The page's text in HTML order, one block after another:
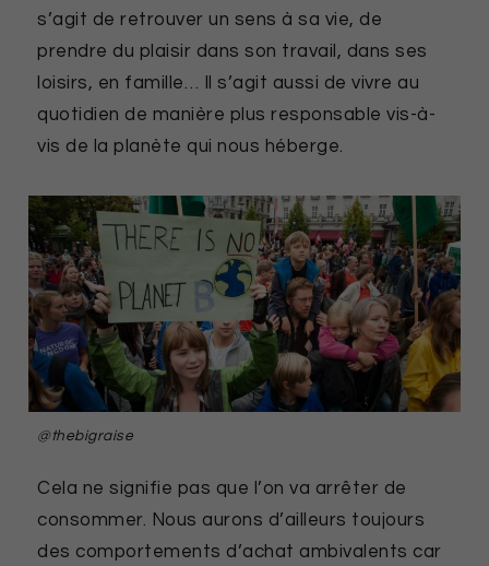
s’agit de retrouver un sens à sa vie, de
prendre du plaisir dans son travail, dans ses
loisirs, en famille… Il s’agit aussi de vivre au
quotidien de manière plus responsable vis-à-
vis de la planète qui nous héberge.
@thebigraise
Cela ne signifie pas que l’on va arrêter de
consommer. Nous aurons d’ailleurs toujours
des comportements d’achat ambivalents car